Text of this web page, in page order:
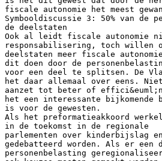
fiscale autonomie het meest
Symbooldiscussie 3: 50% van de
de deelstaten
Ook al leidt fiscale autonomie
responsabilisering, toch willen
deelstaten meer fiscale autonomie
dit doen door de
voor een deel te splitsen. De
het daar allemaal over eens.
aanzet tot beter of
het een interessante bijkomende
is voor de gewesten.
Als het preformatieakkoord
in de toekomst in de regionale
parlementen over kinderbijslag
gedebatteerd worden. Als er een
personenbelasting